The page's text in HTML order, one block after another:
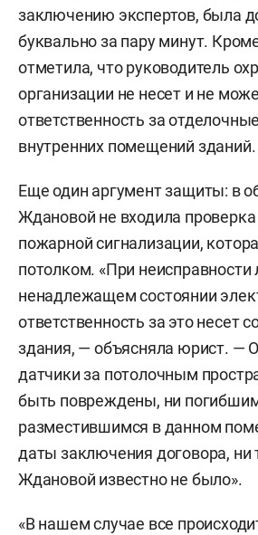
заключению экспертов, была
буквально за пару минут.
отметила, что руководитель
организации не несет и не
ответственность за
внутренних помещений зданий.
Еще один аргумент защиты: в
Ждановой не входила
пожарной сигнализации,
потолком. «При неисправности
ненадлежащем состоянии
ответственность за это несет
здания, — объясняла юрист. —
датчики за потолочным
быть повреждены, ни
разместившимся в данном
даты заключения договора, ни
Ждановой известно не было».
«В нашем случае все